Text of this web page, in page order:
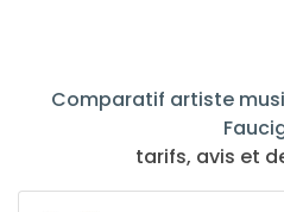
Comparatif artiste
tarifs, avis et